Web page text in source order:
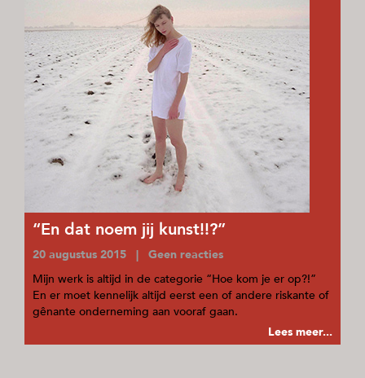
“En dat noem jij kunst!!?”
20 augustus 2015 | Geen reacties
Mijn werk is altijd in de categorie “Hoe kom je er op?!”
En er moet kennelijk altijd eerst een of andere riskante of
gênante onderneming aan vooraf gaan.
Lees meer...